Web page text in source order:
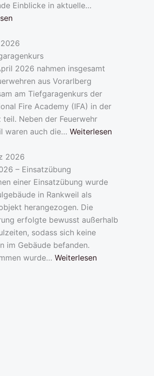
Einblicke in aktuelle…
2026
2026 nahmen insgesamt
aus Vorarlberg
am Tiefgaragenkurs der
Fire Academy (IFA) in der
teil. Neben der Feuerwehr
waren auch die…Weiterlesen
2026
– Einsatzübung
einer Einsatzübung wurde
in Rankweil als
herangezogen. Die
erfolgte bewusst außerhalb
sodass sich keine
im Gebäude befanden.
wurde…Weiterlesen